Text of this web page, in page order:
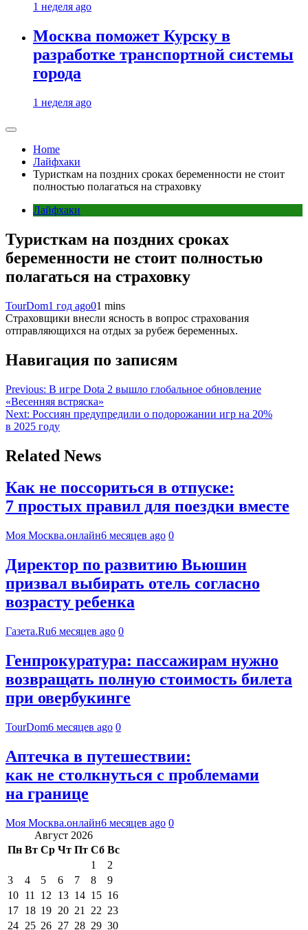
1 неделя ago
Москва поможет Курску в
разработке транспортной системы
города
1 неделя ago
Home
Лайфхаки
Туристкам на поздних сроках беременности не стоит
полностью полагаться на страховку
Лайфхаки
Туристкам на поздних сроках
беременности не стоит полностью
полагаться на страховку
TourDom1 год ago01 mins
Страховщики внесли ясность в вопрос страхования
отправляющихся на отдых за рубеж беременных.
Навигация по записям
Previous: В игре Dota 2 вышло глобальное обновление
«Весенняя встряска»
Next: Россиян предупредили о подорожании игр на 20%
в 2025 году
Related News
Как не поссориться в отпуске:
7 простых правил для поездки вместе
Моя Москва.онлайн6 месяцев ago 0
Директор по развитию Вьюшин
призвал выбирать отель согласно
возрасту ребенка
Газета.Ru6 месяцев ago 0
Генпрокуратура: пассажирам нужно
возвращать полную стоимость билета
при овербукинге
TourDom6 месяцев ago 0
Аптечка в путешествии:
как не столкнуться с проблемами
на границе
Моя Москва.онлайн6 месяцев ago 0
Август 2026
Пн Вт Ср Чт Пт Сб Вс
1
2
3
4 5 6 7 8
9
10 11 12 13 14 15 16
17 18 19 20 21 22 23
24 25 26 27 28 29 30